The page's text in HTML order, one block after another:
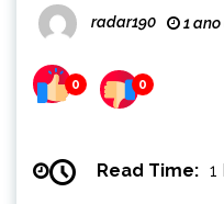
radar190 1
0 0
Read Time: 1